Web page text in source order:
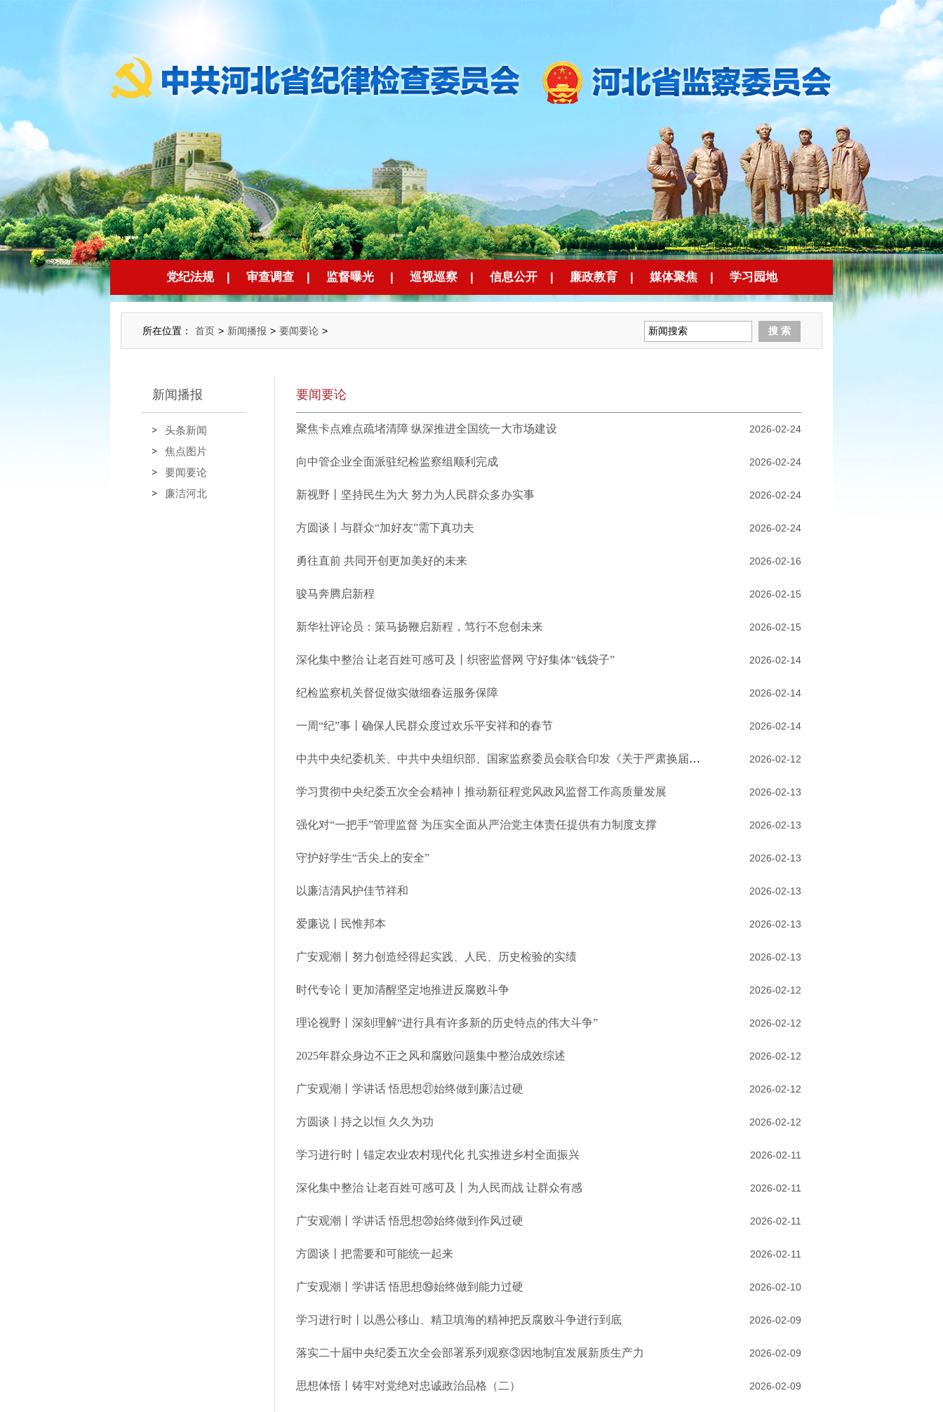
党纪法规 | 审查调查 | 监督曝光 | 巡视巡察 | 信息公开 | 廉政教育 | 媒体聚焦 | 学习园地
所在位置： 首页 > 新闻播报 > 要闻要论 >
新闻播报
头条新闻
焦点图片
要闻要论
廉洁河北
要闻要论
聚焦卡点难点疏堵清障 纵深推进全国统一大市场建设 2026-02-24
向中管企业全面派驻纪检监察组顺利完成 2026-02-24
新视野丨坚持民生为大 努力为人民群众多办实事 2026-02-24
方圆谈丨与群众“加好友”需下真功夫 2026-02-24
勇往直前 共同开创更加美好的未来 2026-02-16
骏马奔腾启新程 2026-02-15
新华社评论员：策马扬鞭启新程，笃行不怠创未来 2026-02-15
深化集中整治 让老百姓可感可及丨织密监督网 守好集体“钱袋子” 2026-02-14
纪检监察机关督促做实做细春运服务保障 2026-02-14
一周“纪”事丨确保人民群众度过欢乐平安祥和的春节 2026-02-14
中共中央纪委机关、中共中央组织部、国家监察委员会联合印发《关于严肃换届纪律加强换届风气监督的通知》 2026-02-12
学习贯彻中央纪委五次全会精神丨推动新征程党风政风监督工作高质量发展 2026-02-13
强化对“一把手”管理监督 为压实全面从严治党主体责任提供有力制度支撑 2026-02-13
守护好学生“舌尖上的安全” 2026-02-13
以廉洁清风护佳节祥和 2026-02-13
爱廉说丨民惟邦本 2026-02-13
广安观潮丨努力创造经得起实践、人民、历史检验的实绩 2026-02-13
时代专论丨更加清醒坚定地推进反腐败斗争 2026-02-12
理论视野丨深刻理解“进行具有许多新的历史特点的伟大斗争” 2026-02-12
2025年群众身边不正之风和腐败问题集中整治成效综述 2026-02-12
广安观潮丨学讲话 悟思想㉑始终做到廉洁过硬 2026-02-12
方圆谈丨持之以恒 久久为功 2026-02-12
学习进行时丨锚定农业农村现代化 扎实推进乡村全面振兴 2026-02-11
深化集中整治 让老百姓可感可及丨为人民而战 让群众有感 2026-02-11
广安观潮丨学讲话 悟思想⑳始终做到作风过硬 2026-02-11
方圆谈丨把需要和可能统一起来 2026-02-11
广安观潮丨学讲话 悟思想⑲始终做到能力过硬 2026-02-10
学习进行时丨以愚公移山、精卫填海的精神把反腐败斗争进行到底 2026-02-09
落实二十届中央纪委五次全会部署系列观察③因地制宜发展新质生产力 2026-02-09
思想体悟丨铸牢对党绝对忠诚政治品格（二） 2026-02-09